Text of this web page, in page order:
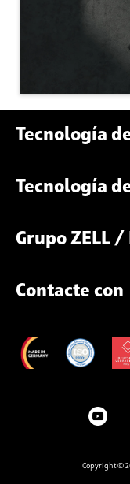
Tecnología
Tecnología
Grupo ZELL /
Contacte con
Copyright ©